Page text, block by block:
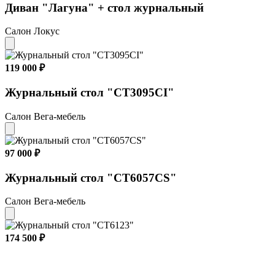
Диван "Лагуна" + стол журнальный
Салон Локус
119 000 ₽
Журнальный стол "CT3095CI"
Салон Вега-мебель
97 000 ₽
Журнальный стол "CT6057CS"
Салон Вега-мебель
174 500 ₽